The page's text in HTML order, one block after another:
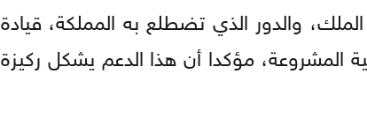
الملك، والدور الذي تضطلع به المملكة، قيادة
مؤكدا أن هذا الدعم يشكل ركيزة